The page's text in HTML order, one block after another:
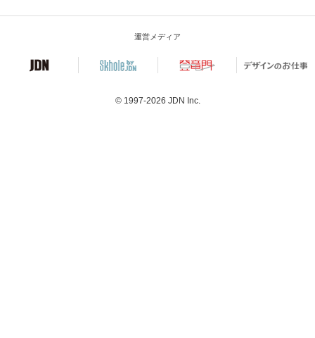
運営メディア
© 1997-2026 JDN Inc.